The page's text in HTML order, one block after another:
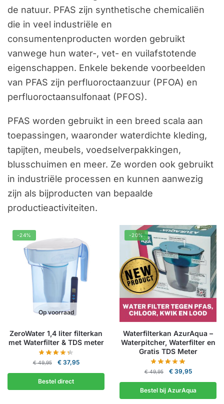
de natuur. PFAS zijn synthetische chemicaliën
die in veel industriële en
consumentenproducten worden gebruikt
vanwege hun water-, vet- en vuilafstotende
eigenschappen. Enkele bekende voorbeelden
van PFAS zijn perfluoroctaanzuur (PFOA) en
perfluoroctaansulfonaat (PFOS).
PFAS worden gebruikt in een breed scala aan
toepassingen, waaronder waterdichte kleding,
tapijten, meubels, voedselverpakkingen,
blusschuimen en meer. Ze worden ook gebruikt
in industriële processen en kunnen aanwezig
zijn als bijproducten van bepaalde
productieactiviteiten.
-24%
Op voorraad
ZeroWater 1,4 liter filterkan
met Waterfilter & TDS meter
€49,95
Oorspronkelijke
prijs
was:
€ 49,95.
€37,95Huidige
prijs
€ 37,95.
Bestel direct
-20%
Waterfilterkan AzurAqua –
Waterpitcher, Waterfilter en
Gratis TDS Meter
€49,95
Oorspronkelijke
prijs
was:
€ 49,95.
€39,95Huidige
prijs
is:
€ 39,95.
Bestel bij AzurAqua